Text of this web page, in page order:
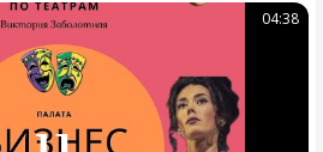
04:38